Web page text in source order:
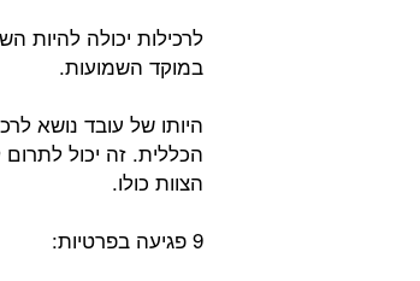
לרכילות יכולה
במוקד השמועות.
היותו של עובד נושא
הכללית. זה יכול
הצוות כולו.
9 פגיעה בפרטיות: